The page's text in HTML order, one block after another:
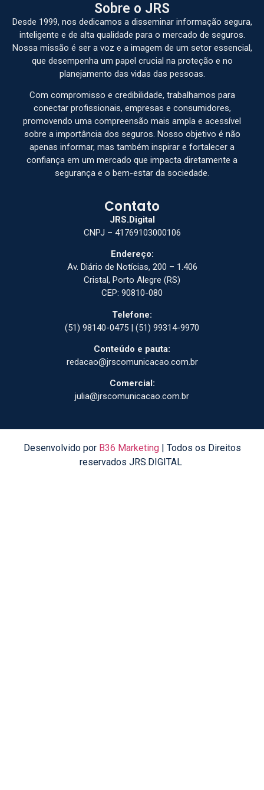
Sobre o JRS
Desde 1999, nos dedicamos a disseminar informação segura,
inteligente e de alta qualidade para o mercado de seguros.
Nossa missão é ser a voz e a imagem de um setor essencial,
que desempenha um papel crucial na proteção e no
planejamento das vidas das pessoas.
Com compromisso e credibilidade, trabalhamos para
conectar profissionais, empresas e consumidores,
promovendo uma compreensão mais ampla e acessível
sobre a importância dos seguros. Nosso objetivo é não
apenas informar, mas também inspirar e fortalecer a
confiança em um mercado que impacta diretamente a
segurança e o bem-estar da sociedade.
Contato
JRS.Digital
CNPJ – 41769103000106
Endereço:
Av. Diário de Notícias, 200 – 1.406
Cristal, Porto Alegre (RS)
CEP: 90810-080
Telefone:
(51) 98140-0475 | (51) 99314-9970
Conteúdo e pauta:
redacao@jrscomunicacao.com.br
Comercial:
julia@jrscomunicacao.com.br
Desenvolvido por B36 Marketing| Todos os Direitos
reservados JRS.DIGITAL